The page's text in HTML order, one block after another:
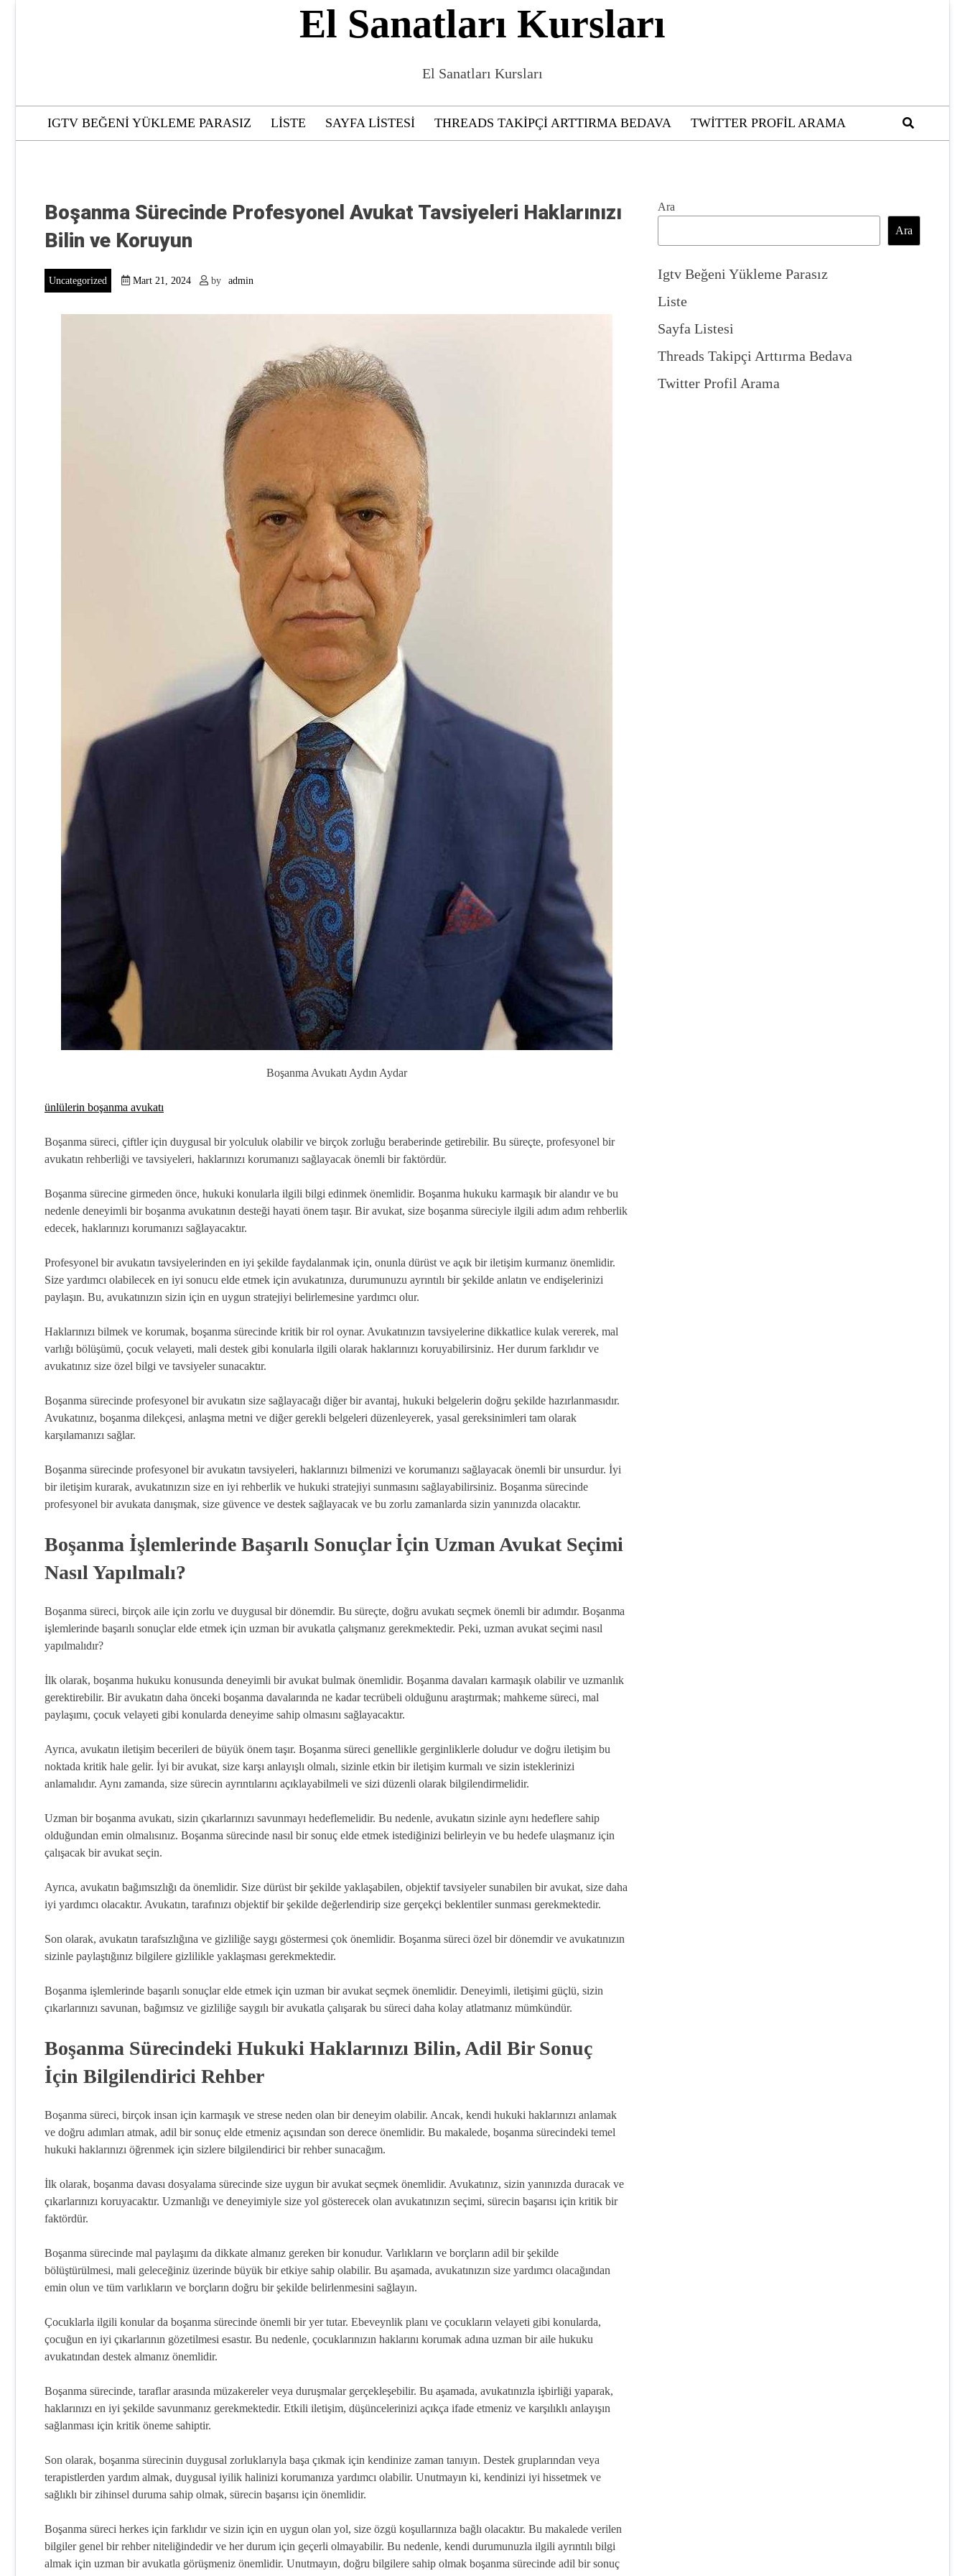
El Sanatları Kursları
El Sanatları Kursları
IGTV BEĞENI YÜKLEME PARASIZ LISTE SAYFA LISTESI THREADS TAKIPÇI ARTTIRMA BEDAVA TWITTER PROFIL ARAMA
Boşanma Sürecinde Profesyonel Avukat Tavsiyeleri Haklarınızı
Bilin ve Koruyun
Uncategorized Mart 21, 2024 by admin
Boşanma Avukatı Aydın Aydar
ünlülerin boşanma avukatı
Boşanma süreci, çiftler için duygusal bir yolculuk olabilir ve birçok zorluğu beraberinde getirebilir. Bu süreçte, profesyonel bir
avukatın rehberliği ve tavsiyeleri, haklarınızı korumanızı sağlayacak önemli bir faktördür.
Boşanma sürecine girmeden önce, hukuki konularla ilgili bilgi edinmek önemlidir. Boşanma hukuku karmaşık bir alandır ve bu
nedenle deneyimli bir boşanma avukatının desteği hayati önem taşır. Bir avukat, size boşanma süreciyle ilgili adım adım rehberlik
edecek, haklarınızı korumanızı sağlayacaktır.
Profesyonel bir avukatın tavsiyelerinden en iyi şekilde faydalanmak için, onunla dürüst ve açık bir iletişim kurmanız önemlidir.
Size yardımcı olabilecek en iyi sonucu elde etmek için avukatınıza, durumunuzu ayrıntılı bir şekilde anlatın ve endişelerinizi
paylaşın. Bu, avukatınızın sizin için en uygun stratejiyi belirlemesine yardımcı olur.
Haklarınızı bilmek ve korumak, boşanma sürecinde kritik bir rol oynar. Avukatınızın tavsiyelerine dikkatlice kulak vererek, mal
varlığı bölüşümü, çocuk velayeti, mali destek gibi konularla ilgili olarak haklarınızı koruyabilirsiniz. Her durum farklıdır ve
avukatınız size özel bilgi ve tavsiyeler sunacaktır.
Boşanma sürecinde profesyonel bir avukatın size sağlayacağı diğer bir avantaj, hukuki belgelerin doğru şekilde hazırlanmasıdır.
Avukatınız, boşanma dilekçesi, anlaşma metni ve diğer gerekli belgeleri düzenleyerek, yasal gereksinimleri tam olarak
karşılamanızı sağlar.
Boşanma sürecinde profesyonel bir avukatın tavsiyeleri, haklarınızı bilmenizi ve korumanızı sağlayacak önemli bir unsurdur. İyi
bir iletişim kurarak, avukatınızın size en iyi rehberlik ve hukuki stratejiyi sunmasını sağlayabilirsiniz. Boşanma sürecinde
profesyonel bir avukata danışmak, size güvence ve destek sağlayacak ve bu zorlu zamanlarda sizin yanınızda olacaktır.
Boşanma İşlemlerinde Başarılı Sonuçlar İçin Uzman Avukat Seçimi
Nasıl Yapılmalı?
Boşanma süreci, birçok aile için zorlu ve duygusal bir dönemdir. Bu süreçte, doğru avukatı seçmek önemli bir adımdır. Boşanma
işlemlerinde başarılı sonuçlar elde etmek için uzman bir avukatla çalışmanız gerekmektedir. Peki, uzman avukat seçimi nasıl
yapılmalıdır?
İlk olarak, boşanma hukuku konusunda deneyimli bir avukat bulmak önemlidir. Boşanma davaları karmaşık olabilir ve uzmanlık
gerektirebilir. Bir avukatın daha önceki boşanma davalarında ne kadar tecrübeli olduğunu araştırmak; mahkeme süreci, mal
paylaşımı, çocuk velayeti gibi konularda deneyime sahip olmasını sağlayacaktır.
Ayrıca, avukatın iletişim becerileri de büyük önem taşır. Boşanma süreci genellikle gerginliklerle doludur ve doğru iletişim bu
noktada kritik hale gelir. İyi bir avukat, size karşı anlayışlı olmalı, sizinle etkin bir iletişim kurmalı ve sizin isteklerinizi
anlamalıdır. Aynı zamanda, size sürecin ayrıntılarını açıklayabilmeli ve sizi düzenli olarak bilgilendirmelidir.
Uzman bir boşanma avukatı, sizin çıkarlarınızı savunmayı hedeflemelidir. Bu nedenle, avukatın sizinle aynı hedeflere sahip
olduğundan emin olmalısınız. Boşanma sürecinde nasıl bir sonuç elde etmek istediğinizi belirleyin ve bu hedefe ulaşmanız için
çalışacak bir avukat seçin.
Ayrıca, avukatın bağımsızlığı da önemlidir. Size dürüst bir şekilde yaklaşabilen, objektif tavsiyeler sunabilen bir avukat, size daha
iyi yardımcı olacaktır. Avukatın, tarafınızı objektif bir şekilde değerlendirip size gerçekçi beklentiler sunması gerekmektedir.
Son olarak, avukatın tarafsızlığına ve gizliliğe saygı göstermesi çok önemlidir. Boşanma süreci özel bir dönemdir ve avukatınızın
sizinle paylaştığınız bilgilere gizlilikle yaklaşması gerekmektedir.
Boşanma işlemlerinde başarılı sonuçlar elde etmek için uzman bir avukat seçmek önemlidir. Deneyimli, iletişimi güçlü, sizin
çıkarlarınızı savunan, bağımsız ve gizliliğe saygılı bir avukatla çalışarak bu süreci daha kolay atlatmanız mümkündür.
Boşanma Sürecindeki Hukuki Haklarınızı Bilin, Adil Bir Sonuç
İçin Bilgilendirici Rehber
Boşanma süreci, birçok insan için karmaşık ve strese neden olan bir deneyim olabilir. Ancak, kendi hukuki haklarınızı anlamak
ve doğru adımları atmak, adil bir sonuç elde etmeniz açısından son derece önemlidir. Bu makalede, boşanma sürecindeki temel
hukuki haklarınızı öğrenmek için sizlere bilgilendirici bir rehber sunacağım.
İlk olarak, boşanma davası dosyalama sürecinde size uygun bir avukat seçmek önemlidir. Avukatınız, sizin yanınızda duracak ve
çıkarlarınızı koruyacaktır. Uzmanlığı ve deneyimiyle size yol gösterecek olan avukatınızın seçimi, sürecin başarısı için kritik bir
faktördür.
Boşanma sürecinde mal paylaşımı da dikkate almanız gereken bir konudur. Varlıkların ve borçların adil bir şekilde
bölüştürülmesi, mali geleceğiniz üzerinde büyük bir etkiye sahip olabilir. Bu aşamada, avukatınızın size yardımcı olacağından
emin olun ve tüm varlıkların ve borçların doğru bir şekilde belirlenmesini sağlayın.
Çocuklarla ilgili konular da boşanma sürecinde önemli bir yer tutar. Ebeveynlik planı ve çocukların velayeti gibi konularda,
çocuğun en iyi çıkarlarının gözetilmesi esastır. Bu nedenle, çocuklarınızın haklarını korumak adına uzman bir aile hukuku
avukatından destek almanız önemlidir.
Boşanma sürecinde, taraflar arasında müzakereler veya duruşmalar gerçekleşebilir. Bu aşamada, avukatınızla işbirliği yaparak,
haklarınızı en iyi şekilde savunmanız gerekmektedir. Etkili iletişim, düşüncelerinizi açıkça ifade etmeniz ve karşılıklı anlayışın
sağlanması için kritik öneme sahiptir.
Son olarak, boşanma sürecinin duygusal zorluklarıyla başa çıkmak için kendinize zaman tanıyın. Destek gruplarından veya
terapistlerden yardım almak, duygusal iyilik halinizi korumanıza yardımcı olabilir. Unutmayın ki, kendinizi iyi hissetmek ve
sağlıklı bir zihinsel duruma sahip olmak, sürecin başarısı için önemlidir.
Boşanma süreci herkes için farklıdır ve sizin için en uygun olan yol, size özgü koşullarınıza bağlı olacaktır. Bu makalede verilen
bilgiler genel bir rehber niteliğindedir ve her durum için geçerli olmayabilir. Bu nedenle, kendi durumunuzla ilgili ayrıntılı bilgi
almak için uzman bir avukatla görüşmeniz önemlidir. Unutmayın, doğru bilgilere sahip olmak boşanma sürecinde adil bir sonuç
Ara
Ara
Igtv Beğeni Yükleme Parasız
Liste
Sayfa Listesi
Threads Takipçi Arttırma Bedava
Twitter Profil Arama